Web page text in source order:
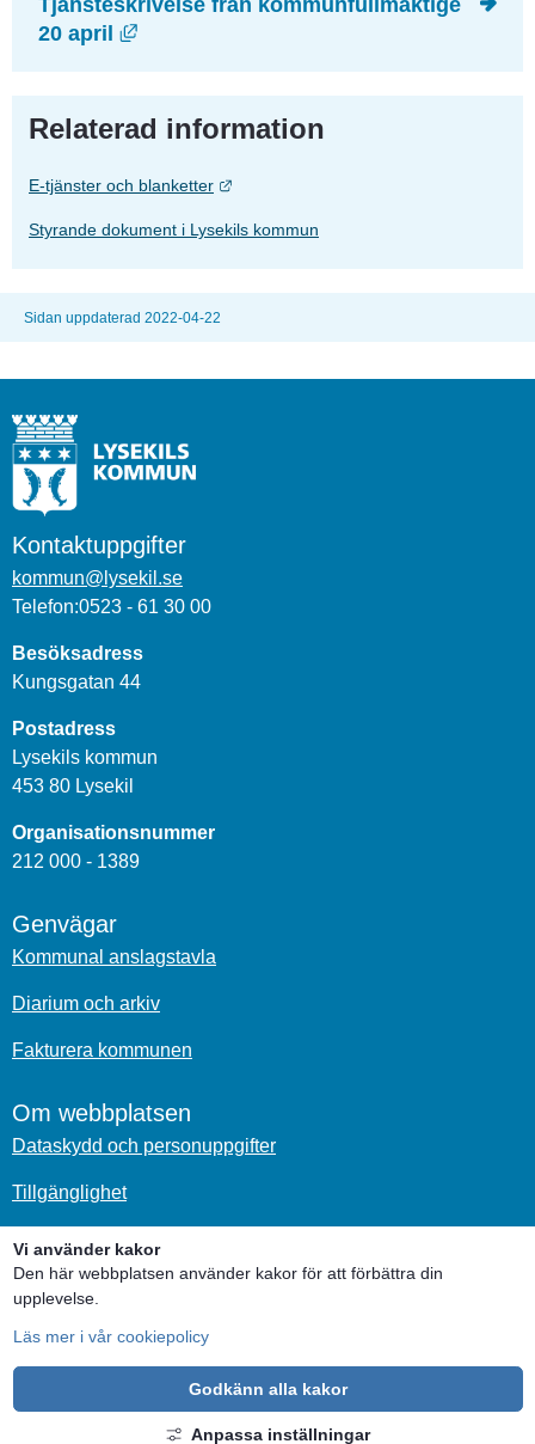
Vi använder kakor
Den här webbplatsen använder kakor för att förbättra din
upplevelse.
Läs mer i vår cookiepolicy
Godkänn alla kakor
Anpassa inställningar
Tjänsteskrivelse från kommunfullmäktige
20 april
Länk till annan webbplats, öppnas i
Relaterad information
E-tjänster och blanketter Länk till annan webbplats.
Styrande dokument i Lysekils kommun
Sidan uppdaterad 2022-04-22
Kontaktuppgifter
kommun@lysekil.se
Telefon:0523 - 61 30 00
Besöksadress
Kungsgatan 44
Postadress
Lysekils kommun
453 80 Lysekil
Organisationsnummer
212 000 - 1389
Genvägar
Kommunal anslagstavla
Diarium och arkiv
Fakturera kommunen
Om webbplatsen
Dataskydd och personuppgifter
Tillgänglighet
Om kakor
Sociala medier